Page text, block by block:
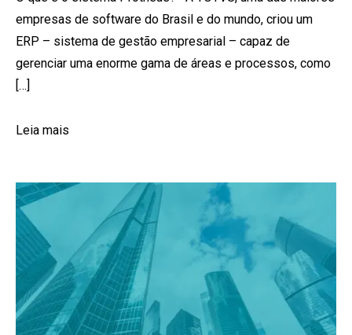
empresas de software do Brasil e do mundo, criou um
ERP – sistema de gestão empresarial – capaz de
gerenciar uma enorme gama de áreas e processos, como
[…]
Leia mais